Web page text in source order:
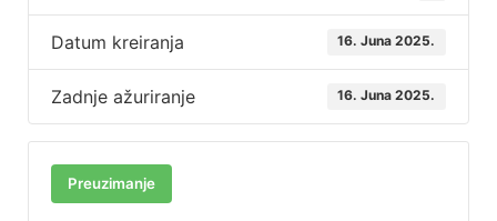
Datum kreiranja 16. Juna 2025.
Zadnje ažuriranje 16. Juna 2025.
Preuzimanje